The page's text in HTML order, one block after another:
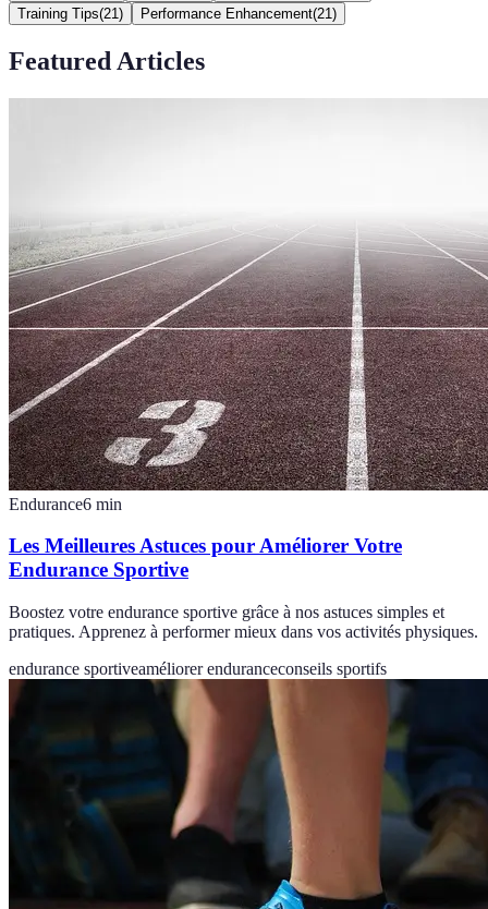
Training Tips(21 ) Performance Enhancement(21 )
Featured Articles
Endurance6 min
Les Meilleures Astuces pour Améliorer Votre
Endurance Sportive
Boostez votre endurance sportive grâce à nos astuces simples et
pratiques. Apprenez à performer mieux dans vos activités physiques.
endurance sportiveaméliorer enduranceconseils sportifs